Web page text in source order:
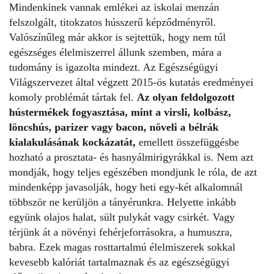
Mindenkinek vannak emlékei az iskolai menzán
felszolgált, titokzatos hússzerű képződményről.
Valószínűleg már akkor is sejtettük, hogy nem túl
egészséges élelmiszerrel állunk szemben, mára a
tudomány is igazolta mindezt. Az Egészségügyi
Világszervezet által végzett 2015-ös kutatás eredményei
komoly problémát tártak fel. Az olyan feldolgozott
hústermékek fogyasztása, mint a virsli, kolbász,
löncshús, parizer vagy bacon, növeli a bélrák
kialakulásának kockázatát, emellett összefüggésbe
hozható a prosztata- és hasnyálmirigyrákkal is. Nem azt
mondják, hogy teljes egészében mondjunk le róla, de azt
mindenképp javasolják, hogy heti egy-két alkalomnál
többször ne kerüljön a tányérunkra. Helyette inkább
együnk olajos halat, sült pulykát vagy csirkét. Vagy
térjünk át a növényi fehérjeforrásokra, a humuszra,
babra. Ezek magas rosttartalmú élelmiszerek sokkal
kevesebb kalóriát tartalmaznak és az egészségügyi